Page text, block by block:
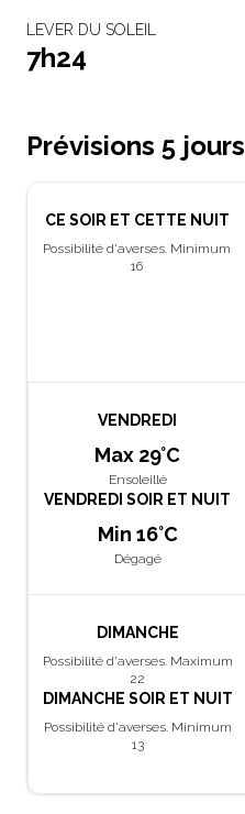
LEVER DU SOLEIL
7h24
Prévisions 5 jours
CE SOIR ET CETTE NUIT
Possibilité d'averses. Minimum
16
VENDREDI
Max 29°C
Ensoleillé
VENDREDI SOIR ET NUIT
Min 16°C
Dégagé
DIMANCHE
Possibilité d'averses. Maximum
22
DIMANCHE SOIR ET NUIT
Possibilité d'averses. Minimum
13